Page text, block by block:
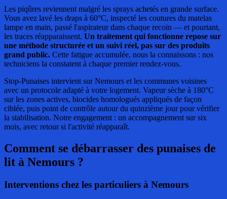
Les piqûres reviennent malgré les sprays achetés en grande surface.
Vous avez lavé les draps à 60°C, inspecté les coutures du matelas
lampe en main, passé l'aspirateur dans chaque recoin — et pourtant,
les traces réapparaissent. Un traitement qui fonctionne repose sur
une méthode structurée et un suivi réel, pas sur des produits
grand public. Cette fatigue accumulée, nous la connaissons : nos
techniciens la constatent à chaque premier rendez-vous.
Stop-Punaises intervient sur Nemours et les communes voisines
avec un protocole adapté à votre logement. Vapeur sèche à 180°C
sur les zones actives, biocides homologués appliqués de façon
ciblée, puis point de contrôle autour du quinzième jour pour vérifier
la stabilisation. Notre engagement : un accompagnement sur six
mois, avec retour si l'activité réapparaît.
Comment se débarrasser des punaises de
lit à Nemours ?
Interventions chez les particuliers à Nemours